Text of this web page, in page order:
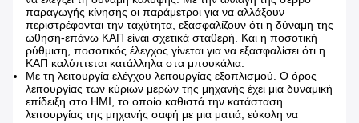
παραγωγής κίνησης οι παράμετροι για να αλλάξουν
περιστρέφονται την ταχύτητα, εξασφαλίζουν ότι η δύναμη της
ώθηση-επάνω ΚΑΠ είναι σχετικά σταθερή. Και η ποσοτική
ρύθμιση, ποσοτικός έλεγχος γίνεται για να εξασφαλίσει ότι η
ΚΑΠ καλύπτεται κατάλληλα στα μπουκάλια.
Με τη λειτουργία ελέγχου λειτουργίας εξοπλισμού. Ο όρος
λειτουργίας των κύριων μερών της μηχανής έχει μια δυναμική
επίδειξη στο HMI, το οποίο καθιστά την κατάσταση
λειτουργίας της μηχανής σαφή με μια ματιά, εύκολη να